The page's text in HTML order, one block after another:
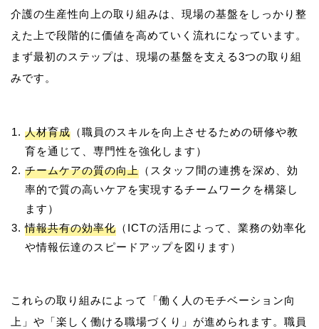
介護の生産性向上の取り組みは、現場の基盤をしっかり整
えた上で段階的に価値を高めていく流れになっています。
まず最初のステップは、現場の基盤を支える3つの取り組
人材育成 （職員のスキルを向上させるための研修や教
育を通じて、専門性を強化します）
チームケアの質の向上 （スタッフ間の連携を深め、効
率的で質の高いケアを実現するチームワークを構築し
ます）
情報共有の効率化 （ICTの活用によって、業務の効率化
や情報伝達のスピードアップを図ります）
これらの取り組みによって「働く人のモチベーション向
上」や「楽しく働ける職場づくり」が進められます。職員